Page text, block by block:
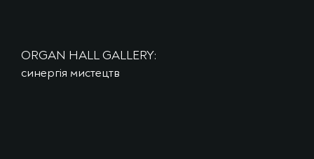
ORGAN HALL GALLERY:
синергія мистецтв